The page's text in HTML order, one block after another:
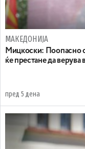
МАКЕДОНИЈА
Мицкоски: Поопасно
ќе престане да верува
пред 5 дена